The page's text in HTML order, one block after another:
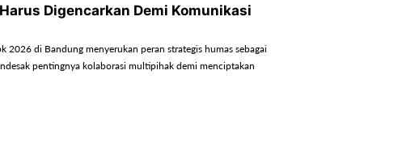
Digencarkan Demi Komunikasi
2026 di Bandung menyerukan peran strategis humas sebagai
pentingnya kolaborasi multipihak demi menciptakan